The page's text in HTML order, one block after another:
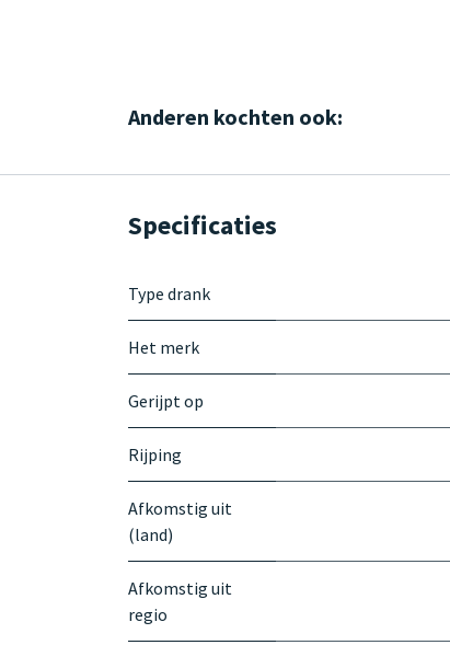
Anderen kochten ook:
Specificaties
Type drank
Het merk
Gerijpt op
Rijping
Afkomstig uit
(land)
Afkomstig uit
regio